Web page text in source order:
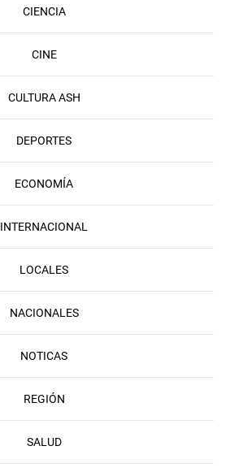
CIENCIA
CINE
CULTURA ASH
DEPORTES
ECONOMÍA
INTERNACIONAL
LOCALES
NACIONALES
NOTICAS
REGIÓN
SALUD